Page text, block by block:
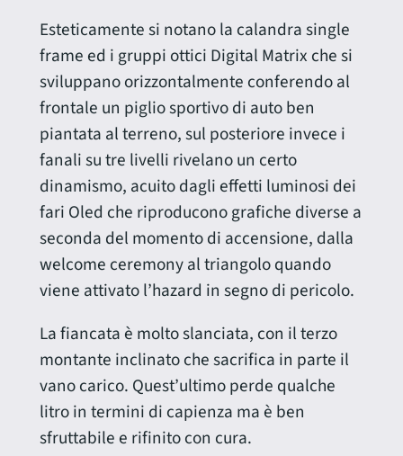
Esteticamente si notano la calandra single
frame ed i gruppi ottici Digital Matrix che si
sviluppano orizzontalmente conferendo al
frontale un piglio sportivo di auto ben
piantata al terreno, sul posteriore invece i
fanali su tre livelli rivelano un certo
dinamismo, acuito dagli effetti luminosi dei
fari Oled che riproducono grafiche diverse a
seconda del momento di accensione, dalla
welcome ceremony al triangolo quando
viene attivato l’hazard in segno di pericolo.
La fiancata è molto slanciata, con il terzo
montante inclinato che sacrifica in parte il
vano carico. Quest’ultimo perde qualche
litro in termini di capienza ma è ben
sfruttabile e rifinito con cura.